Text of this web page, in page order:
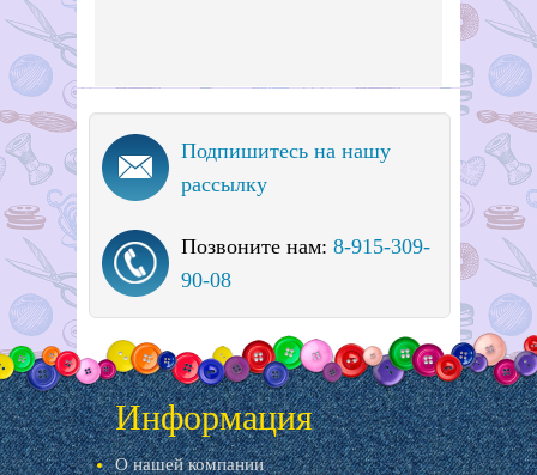
Подпишитесь на нашу
рассылку
Позвоните нам: 8-915-309-
90-08
Информация
О нашей компании